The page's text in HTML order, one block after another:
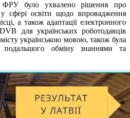
було ухвалено рішення про
сфері освіти щодо впровадження
а також адаптації електронного
для українських роботодавців
українською мовою, також була
подальшого обміну знаннями та